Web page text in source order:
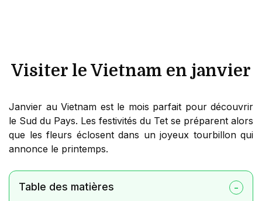
Visiter le Vietnam en janvier
Janvier au Vietnam est le mois parfait pour découvrir
le Sud du Pays. Les festivités du Tet se préparent alors
que les fleurs éclosent dans un joyeux tourbillon qui
annonce le printemps.
Table des matières